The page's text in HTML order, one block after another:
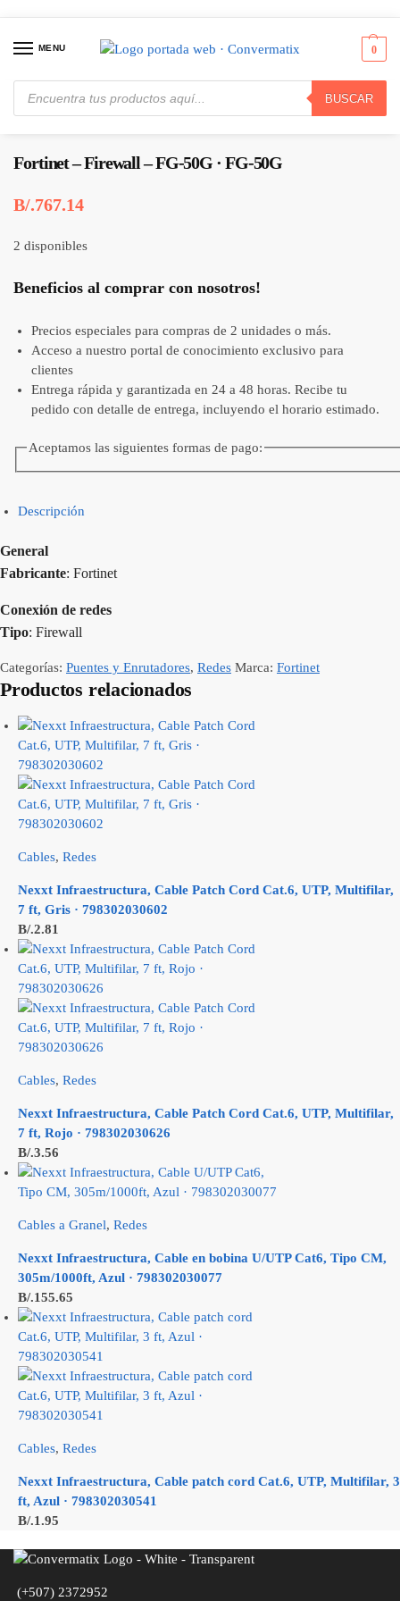
MENU
BUSCAR
0
Inicio / Redes Puentes y Enrutadores Fortinet – Firewall – FG-50G · FG-50G
Fortinet – Firewall – FG-50G · FG-50G
B/.767.14
2 disponibles
Beneficios al comprar con nosotros!
Precios especiales para compras de 2 unidades o más.
Acceso a nuestro portal de conocimiento exclusivo para
clientes
Entrega rápida y garantizada en 24 a 48 horas. Recibe tu
pedido con detalle de entrega, incluyendo el horario estimado.
Aceptamos las siguientes formas de pago:
Descripción
General
Fabricante: Fortinet
Conexión de redes
Tipo: Firewall
Categorías: Puentes y Enrutadores, Redes Marca: Fortinet
Productos relacionados
Cables, Redes
Nexxt Infraestructura, Cable Patch Cord Cat.6, UTP, Multifilar,
7 ft, Gris · 798302030602
B/.2.81
Cables, Redes
Nexxt Infraestructura, Cable Patch Cord Cat.6, UTP, Multifilar,
7 ft, Rojo · 798302030626
B/.3.56
Cables a Granel, Redes
Nexxt Infraestructura, Cable en bobina U/UTP Cat6, Tipo CM,
305m/1000ft, Azul · 798302030077
B/.155.65
Cables, Redes
Nexxt Infraestructura, Cable patch cord Cat.6, UTP, Multifilar, 3
ft, Azul · 798302030541
B/.1.95
(+507) 2372952